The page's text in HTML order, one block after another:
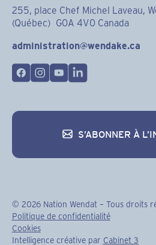
255, place Chef Michel Laveau,
(Québec) G0A 4V0 Canada
administration@wendake.ca
S’ABONNER À
S’abonner à l’infolettre
© 2026Nation Wendat – Tous droits
Politique de confidentialité
Cookies
Intelligence créative par Cabinet 3